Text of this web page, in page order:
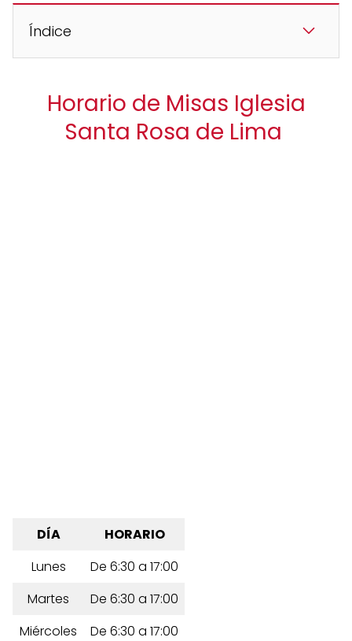
Índice
Horario de Misas Iglesia
Santa Rosa de Lima
DÍA
HORARIO
Lunes
De 6:30 a 17:00
Martes
De 6:30 a 17:00
Miércoles
De 6:30 a 17:00